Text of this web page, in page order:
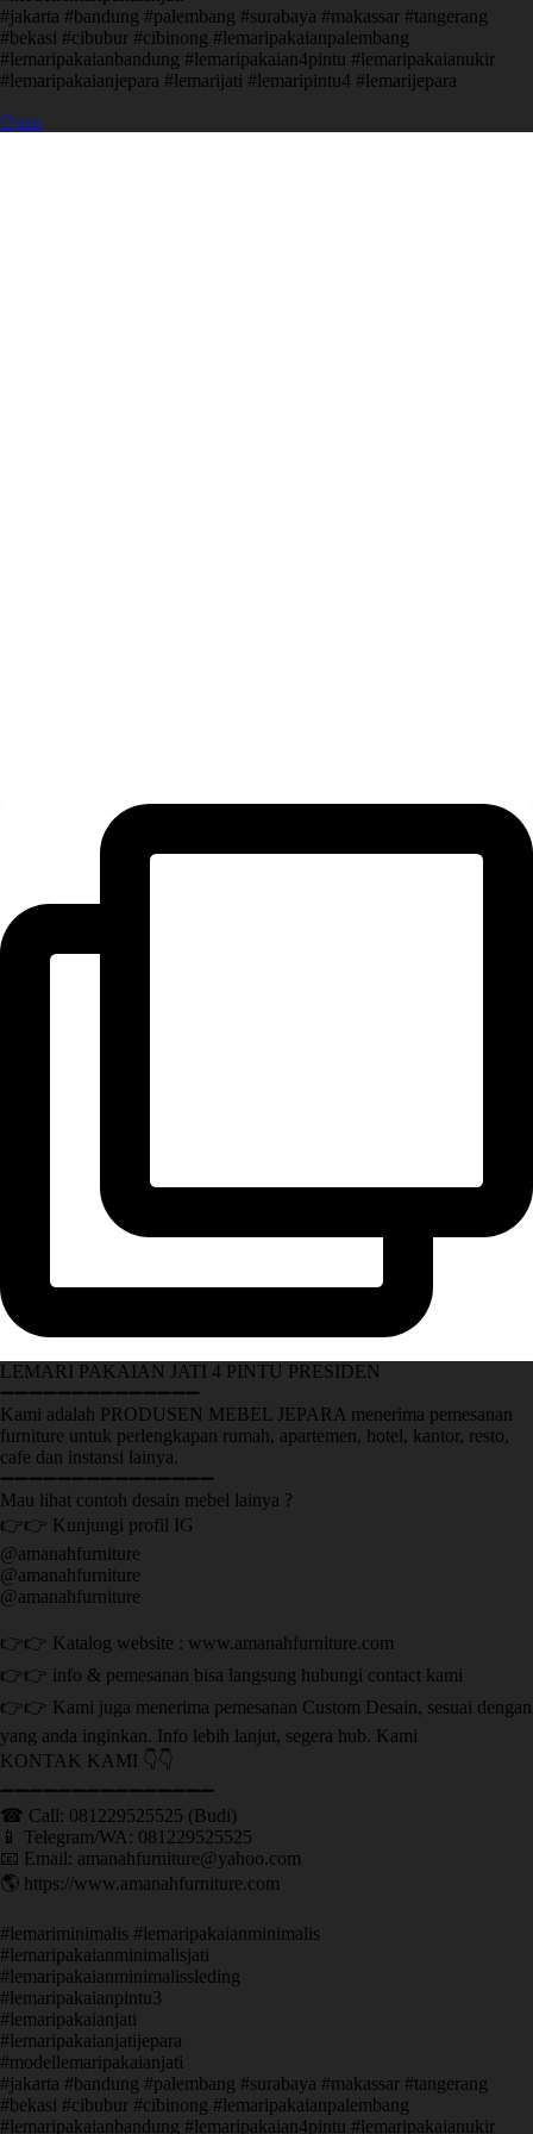
#jakarta #bandung #palembang #surabaya #makassar #tangerang
#bekasi #cibubur #cibinong #lemaripakaianpalembang
#lemaripakaianbandung #lemaripakaian4pintu #lemaripakaianukir
#lemaripakaianjepara #lemarijati #lemaripintu4 #lemarijepara
Open
LEMARI PAKAIAN JATI 4 PINTU PRESIDEN
➖➖➖➖➖➖➖➖➖➖➖➖➖➖
Kami adalah PRODUSEN MEBEL JEPARA menerima pemesanan
furniture untuk perlengkapan rumah, apartemen, hotel, kantor, resto,
cafe dan instansi lainya.
➖➖➖➖➖➖➖➖➖➖➖➖➖➖➖
Mau lihat contoh desain mebel lainya ?
👉👉 Kunjungi profil IG
@amanahfurniture
@amanahfurniture
@amanahfurniture
👉👉 Katalog website : www.amanahfurniture.com
👉👉 info & pemesanan bisa langsung hubungi contact kami
👉👉 Kami juga menerima pemesanan Custom Desain, sesuai dengan
yang anda inginkan. Info lebih lanjut, segera hub. Kami
KONTAK KAMI 👇👇
➖➖➖➖➖➖➖➖➖➖➖➖➖➖➖ ㅤ
☎ Call: 081229525525 (Budi)
📱 Telegram/WA: 081229525525
📧 Email: amanahfurniture@yahoo.com
🌎 https://www.amanahfurniture.com
#lemariminimalis #lemaripakaianminimalis
#lemaripakaianminimalisjati
#lemaripakaianminimalissleding
#lemaripakaianpintu3
#lemaripakaianjati
#lemaripakaianjatijepara
#modellemaripakaianjati
#jakarta #bandung #palembang #surabaya #makassar #tangerang
#bekasi #cibubur #cibinong #lemaripakaianpalembang
#lemaripakaianbandung #lemaripakaian4pintu #lemaripakaianukir